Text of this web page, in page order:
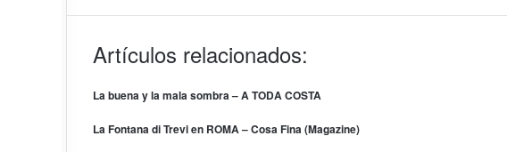
Artículos relacionados:
La buena y la mala sombra – A TODA COSTA
La Fontana di Trevi en ROMA – Cosa Fina (Magazine)